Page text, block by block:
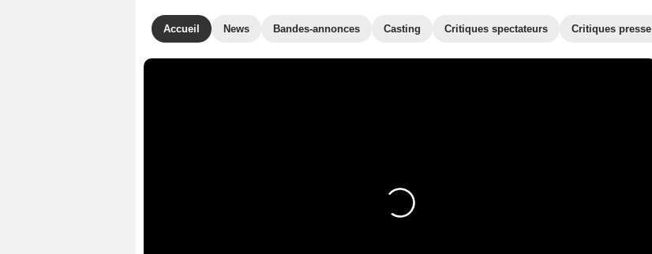
Accueil News Bandes-annonces Casting Critiques spectateurs Critiques presse